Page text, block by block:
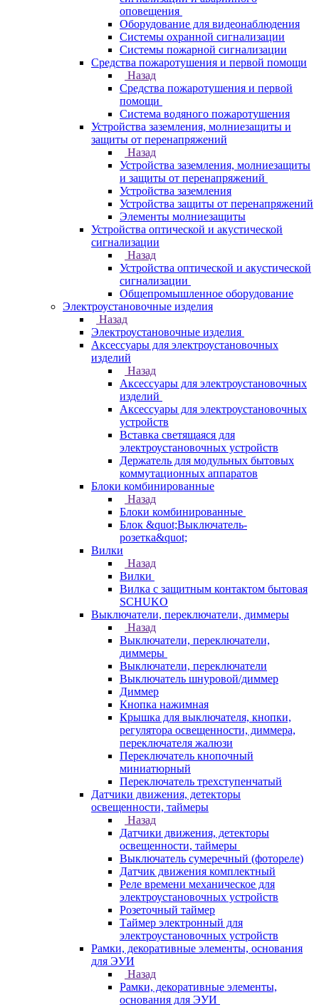
оповещения
Оборудование для видеонаблюдения
Системы охранной сигнализации
Системы пожарной сигнализации
Средства пожаротушения и первой помощи
Назад
Средства пожаротушения и первой
помощи
Система водяного пожаротушения
Устройства заземления, молниезащиты и
защиты от перенапряжений
Назад
Устройства заземления, молниезащиты
и защиты от перенапряжений
Устройства заземления
Устройства защиты от перенапряжений
Элементы молниезащиты
Устройства оптической и акустической
сигнализации
Назад
Устройства оптической и акустической
сигнализации
Общепромышленное оборудование
Электроустановочные изделия
Назад
Электроустановочные изделия
Аксессуары для электроустановочных
изделий
Назад
Аксессуары для электроустановочных
изделий
Аксессуары для электроустановочных
устройств
Вставка светящаяся для
электроустановочных устройств
Держатель для модульных бытовых
коммутационных аппаратов
Блоки комбинированные
Назад
Блоки комбинированные
Блок &quot;Выключатель-
розетка&quot;
Вилки
Назад
Вилки
Вилка с защитным контактом бытовая
SCHUKO
Выключатели, переключатели, диммеры
Назад
Выключатели, переключатели,
диммеры
Выключатели, переключатели
Выключатель шнуровой/диммер
Диммер
Кнопка нажимная
Крышка для выключателя, кнопки,
регулятора освещенности, диммера,
переключателя жалюзи
Переключатель кнопочный
миниатюрный
Переключатель трехступенчатый
Датчики движения, детекторы
освещенности, таймеры
Назад
Датчики движения, детекторы
освещенности, таймеры
Выключатель сумеречный (фотореле)
Датчик движения комплектный
Реле времени механическое для
электроустановочных устройств
Розеточный таймер
Таймер электронный для
электроустановочных устройств
Рамки, декоративные элементы, основания
для ЭУИ
Назад
Рамки, декоративные элементы,
основания для ЭУИ